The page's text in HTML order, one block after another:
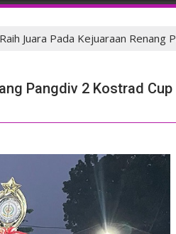
Juara Pada Kejuaraan Renang
Pangdiv 2 Kostrad Cup